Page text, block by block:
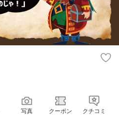
写真 クーポン クチコミ